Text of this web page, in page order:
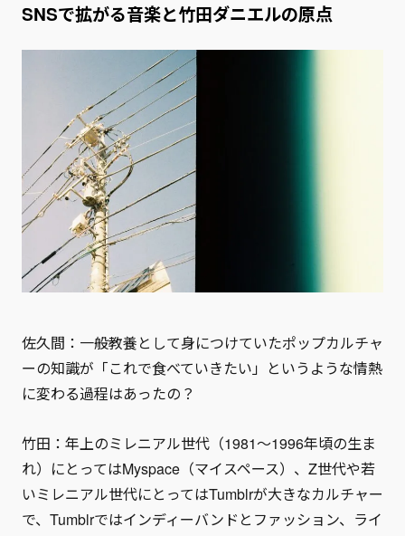
SNSで拡がる音楽と竹田ダニエルの原点
佐久間：一般教養として身につけていたポップカルチャ
ーの知識が「これで食べていきたい」というような情熱
に変わる過程はあったの？
竹田：年上のミレニアル世代（1981〜1996年頃の生ま
れ）にとってはMyspace（マイスペース）、Z世代や若
いミレニアル世代にとってはTumblrが大きなカルチャー
で、Tumblrではインディーバンドとファッション、ライ